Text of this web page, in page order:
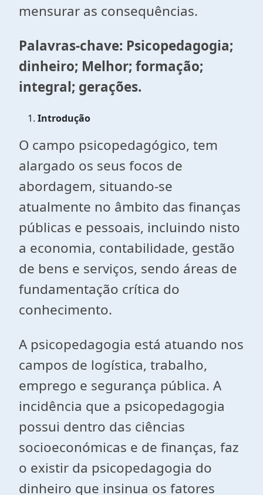
mensurar as consequências.
Palavras-chave: Psicopedagogia;
dinheiro; Melhor; formação;
integral; gerações.
Introdução
O campo psicopedagógico, tem
alargado os seus focos de
abordagem, situando-se
atualmente no âmbito das finanças
públicas e pessoais, incluindo nisto
a economia, contabilidade, gestão
de bens e serviços, sendo áreas de
fundamentação crítica do
conhecimento.
A psicopedagogia está atuando nos
campos de logística, trabalho,
emprego e segurança pública. A
incidência que a psicopedagogia
possui dentro das ciências
socioeconómicas e de finanças, faz
o existir da psicopedagogia do
dinheiro que insinua os fatores